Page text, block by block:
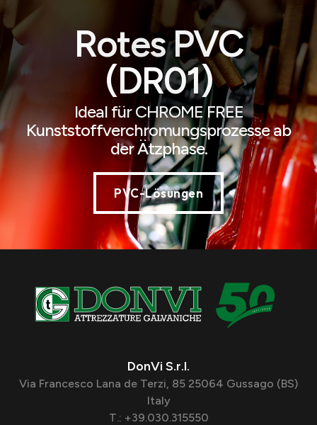
Rotes PVC
(DR01)
Ideal für CHROME FREE
Kunststoffverchromungsprozesse ab
der Ätzphase.
PVC-Lösungen
DonVi S.r.l.
Via Francesco Lana de Terzi, 85 25064 Gussago (BS)
Italy
T.: +39.030.315550